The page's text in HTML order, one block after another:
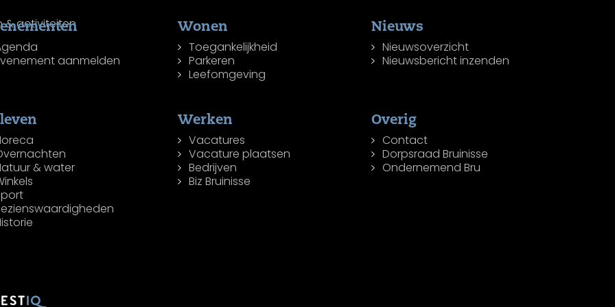
aanmelden
Wonen
Toegankelijkheid
Parkeren
Leefomgeving
Nieuws
Nieuwsoverzicht
Nieuwsbericht inzenden
& water
Werken
Vacatures
Vacature plaatsen
Bedrijven
Biz Bruinisse
Overig
Contact
Dorpsraad Bruinisse
Ondernemend Bru